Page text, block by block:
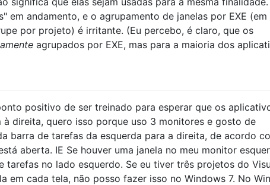
em andamento, e o agrupamento de janelas por EXE (em
por projeto) é irritante. (Eu percebo, é claro, que os
agrupados por EXE, mas para a maioria dos
positivo de ser treinado para esperar que os
à direita, quero isso porque uso 3 monitores e gosto de
barra de tarefas da esquerda para a direita, de acordo
aberta. IE Se houver uma janela no meu monitor
tarefas no lado esquerdo. Se eu tiver três projetos do
em cada tela, não posso fazer isso no Windows 7. No